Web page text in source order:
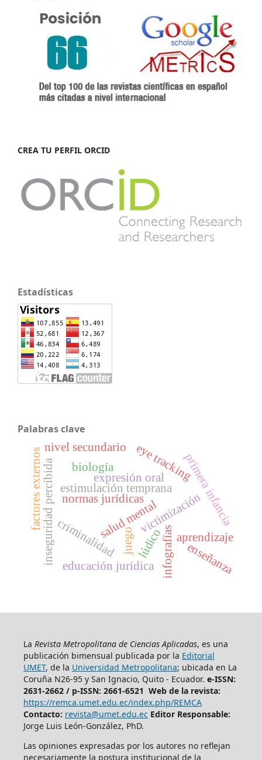
CREA TU PERFIL ORCID
Estadísticas
Palabras clave
criminalidadsalud mentalvictimización
inseguridad percibida estimulación temprana primera infancia
expresión oraleye tracking
infografías
biología
nivel secundario
educación jurídica
normas jurídicas
factores externos
juego aprendizaje
lúdico enseñanza
La Revista Metropolitana de Ciencias Aplicadas, es una
publicación bimensual publicada por la Editorial
UMET, de la Universidad Metropolitana; ubicada en La
Coruña N26-95 y San Ignacio, Quito - Ecuador. e-ISSN:
2631-2662 / p-ISSN: 2661-6521 Web de la revista:
https://remca.umet.edu.ec/index.php/REMCA
Contacto: revista@umet.edu.ec Editor Responsable:
Jorge Luis León-González, PhD.
Las opiniones expresadas por los autores no reflejan
necesariamente la postura institucional de la